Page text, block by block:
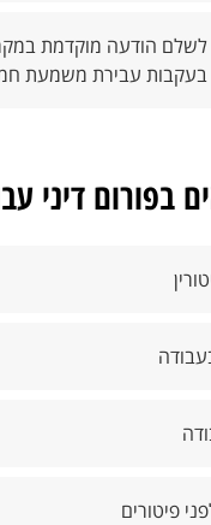
הודעה מוקדמת
בעקבות עבירת משמעת
בפורום דיני
פיטורים